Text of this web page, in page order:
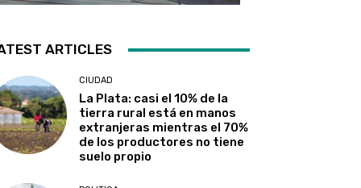
ARTICLES
CIUDAD
La Plata: casi el 10% de la
tierra rural está en manos
extranjeras mientras el 70%
de los productores no tiene
suelo propio